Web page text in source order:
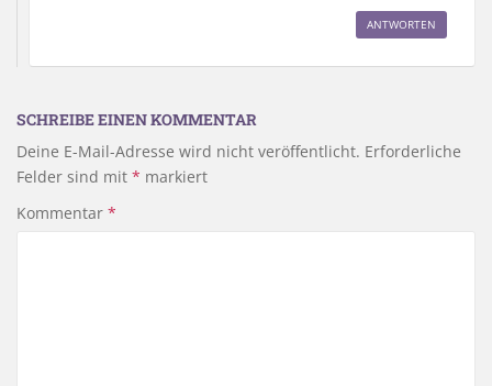
ANTWORTEN
SCHREIBE EINEN KOMMENTAR
Deine E-Mail-Adresse wird nicht veröffentlicht. Erforderliche
Felder sind mit * markiert
Kommentar *